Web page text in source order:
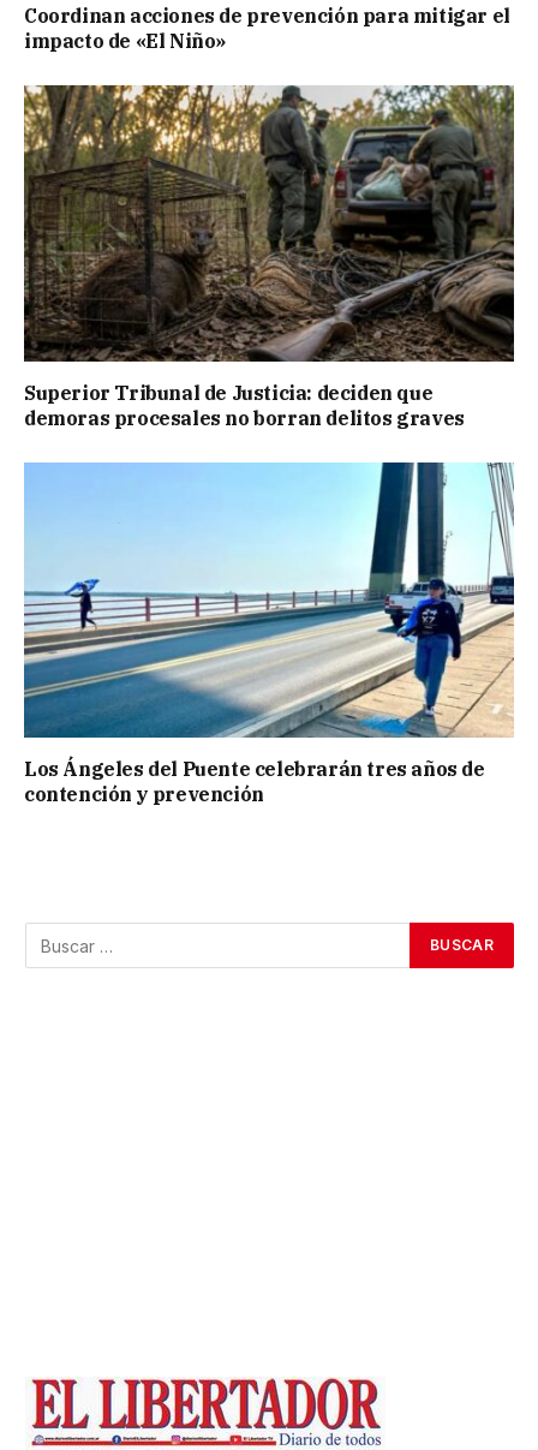
Coordinan acciones de prevención para mitigar el
impacto de «El Niño»
Superior Tribunal de Justicia: deciden que
demoras procesales no borran delitos graves
Los Ángeles del Puente celebrarán tres años de
contención y prevención